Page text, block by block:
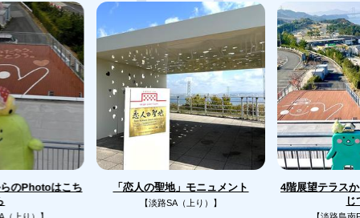
のPhotoはこち 「恋人の聖地」モニュメント
【淡路SA（上り）】
4階展望テラス
じ